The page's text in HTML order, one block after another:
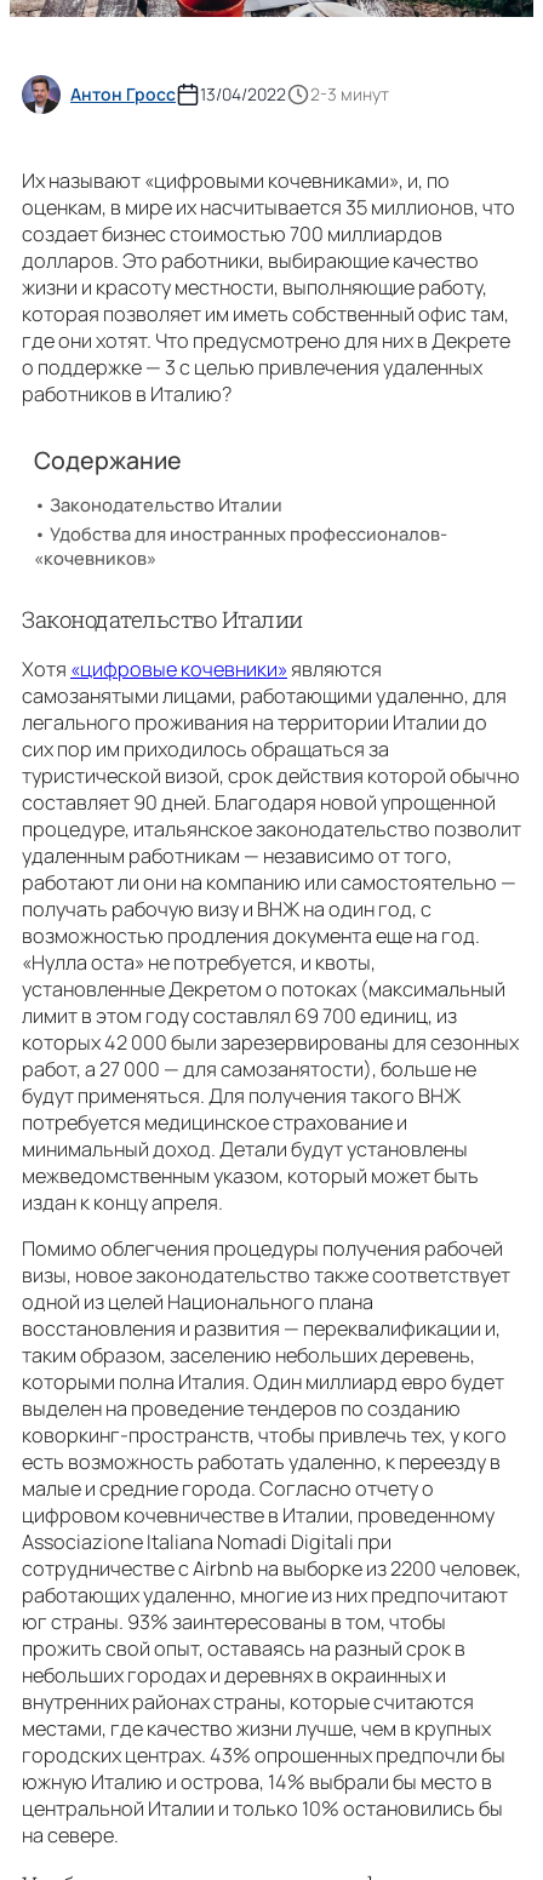
Антон Гросс 13/04/2022 2-3 минут
Их называют «цифровыми кочевниками», и, по
оценкам, в мире их насчитывается 35 миллионов, что
создает бизнес стоимостью 700 миллиардов
долларов. Это работники, выбирающие качество
жизни и красоту местности, выполняющие работу,
которая позволяет им иметь собственный офис там,
где они хотят. Что предусмотрено для них в Декрете
о поддержке — 3 с целью привлечения удаленных
работников в Италию?
Содержание
Законодательство Италии
Удобства для иностранных профессионалов-
«кочевников»
Законодательство Италии
Хотя «цифровые кочевники» являются
самозанятыми лицами, работающими удаленно, для
легального проживания на территории Италии до
сих пор им приходилось обращаться за
туристической визой, срок действия которой обычно
составляет 90 дней. Благодаря новой упрощенной
процедуре, итальянское законодательство позволит
удаленным работникам — независимо от того,
работают ли они на компанию или самостоятельно —
получать рабочую визу и ВНЖ на один год, с
возможностью продления документа еще на год.
«Нулла оста» не потребуется, и квоты,
установленные Декретом о потоках (максимальный
лимит в этом году составлял 69 700 единиц, из
которых 42 000 были зарезервированы для сезонных
работ, а 27 000 — для самозанятости), больше не
будут применяться. Для получения такого ВНЖ
потребуется медицинское страхование и
минимальный доход. Детали будут установлены
межведомственным указом, который может быть
издан к концу апреля.
Помимо облегчения процедуры получения рабочей
визы, новое законодательство также соответствует
одной из целей Национального плана
восстановления и развития — переквалификации и,
таким образом, заселению небольших деревень,
которыми полна Италия. Один миллиард евро будет
выделен на проведение тендеров по созданию
коворкинг-пространств, чтобы привлечь тех, у кого
есть возможность работать удаленно, к переезду в
малые и средние города. Согласно отчету о
цифровом кочевничестве в Италии, проведенному
Associazione Italiana Nomadi Digitali при
сотрудничестве с Airbnb на выборке из 2200 человек,
работающих удаленно, многие из них предпочитают
юг страны. 93% заинтересованы в том, чтобы
прожить свой опыт, оставаясь на разный срок в
небольших городах и деревнях в окраинных и
внутренних районах страны, которые считаются
местами, где качество жизни лучше, чем в крупных
городских центрах. 43% опрошенных предпочли бы
южную Италию и острова, 14% выбрали бы место в
центральной Италии и только 10% остановились бы
на севере.